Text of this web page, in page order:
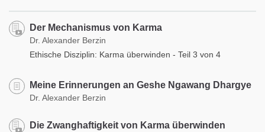
Der Mechanismus von Karma
Dr. Alexander Berzin
Ethische Disziplin: Karma überwinden - Teil 3 von 4
Meine Erinnerungen an Geshe Ngawang Dhargye
Dr. Alexander Berzin
Die Zwanghaftigkeit von Karma überwinden